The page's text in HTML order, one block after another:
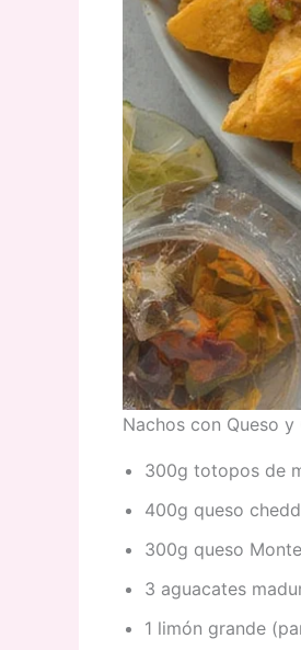
Nachos con Queso
300g totopos de
400g queso
300g queso
3 aguacates
1 limón grande